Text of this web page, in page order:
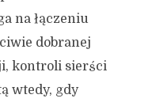
na łączeniu
dobranej
kontroli sierści
wtedy, gdy